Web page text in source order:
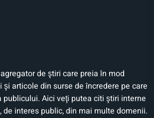
de ştiri care preia în mod
articole din surse de încredere pe care
publicului. Aici veţi putea citi ştiri interne
de interes public, din mai multe domenii.